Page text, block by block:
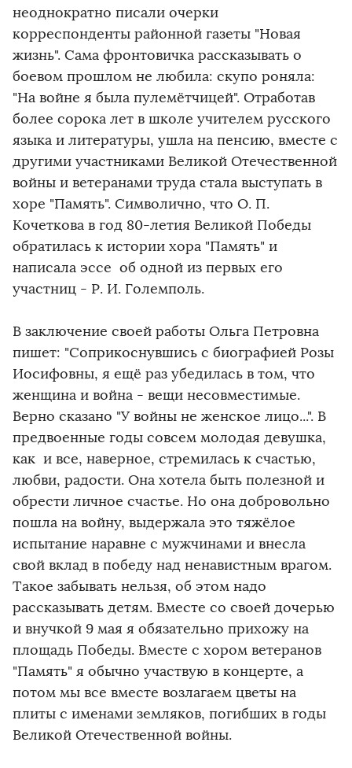
неоднократно писали очерки
корреспонденты районной газеты "Новая
жизнь". Сама фронтовичка рассказывать о
боевом прошлом не любила: скупо роняла:
"На войне я была пулемётчицей". Отработав
более сорока лет в школе учителем русского
языка и литературы, ушла на пенсию, вместе с
другими участниками Великой Отечественной
войны и ветеранами труда стала выступать в
хоре "Память". Символично, что О. П.
Кочеткова в год 80-летия Великой Победы
обратилась к истории хора "Память" и
написала эссе об одной из первых его
участниц - Р. И. Големполь.
В заключение своей работы Ольга Петровна
пишет: "Соприкоснувшись с биографией Розы
Иосифовны, я ещё раз убедилась в том, что
женщина и война - вещи несовместимые.
Верно сказано "У войны не женское лицо...". В
предвоенные годы совсем молодая девушка,
как и все, наверное, стремилась к счастью,
любви, радости. Она хотела быть полезной и
обрести личное счастье. Но она добровольно
пошла на войну, выдержала это тяжёлое
испытание наравне с мужчинами и внесла
свой вклад в победу над ненавистным врагом.
Такое забывать нельзя, об этом надо
рассказывать детям. Вместе со своей дочерью
и внучкой 9 мая я обязательно прихожу на
площадь Победы. Вместе с хором ветеранов
"Память" я обычно участвую в концерте, а
потом мы все вместе возлагаем цветы на
плиты с именами земляков, погибших в годы
Великой Отечественной войны.